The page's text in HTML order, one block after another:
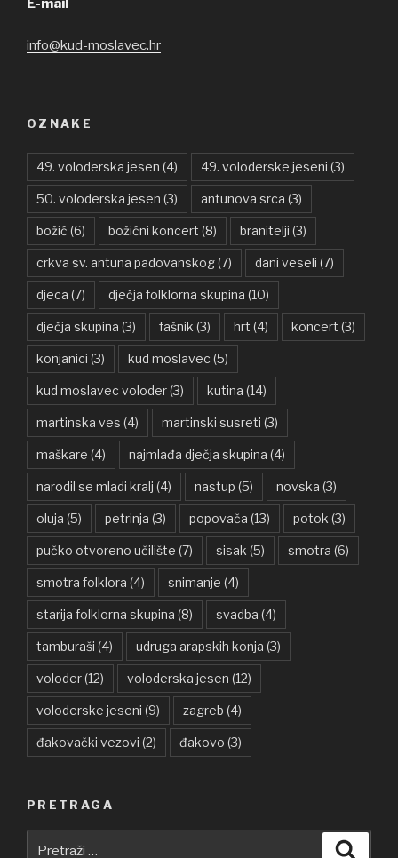
E-mail
info@kud-moslavec.hr
OZNAKE
49. voloderska jesen (4) 49. voloderske jeseni (3)
50. voloderska jesen (3) antunova srca (3)
božić (6) božićni koncert (8) branitelji (3)
crkva sv. antuna padovanskog(7) dani veseli (7)
djeca (7) dječja folklorna skupina (10)
dječja skupina (3) fašnik (3) hrt (4) koncert (3)
konjanici (3) kud moslavec (5)
kud moslavec voloder(3) kutina (14)
martinska ves (4) martinski susreti (3)
maškare (4) najmlađa dječja skupina (4)
narodil se mladi kralj (4) nastup (5) novska (3)
oluja (5) petrinja (3) popovača (13) potok (3)
pučko otvoreno učilište (7) sisak (5) smotra (6)
smotra folklora (4) snimanje (4)
starija folklorna skupina (8) svadba (4)
tamburaši (4) udruga arapskih konja (3)
voloder(12) voloderska jesen (12)
voloderske jeseni (9) zagreb (4)
đakovački vezovi (2) đakovo (3)
PRETRAGA